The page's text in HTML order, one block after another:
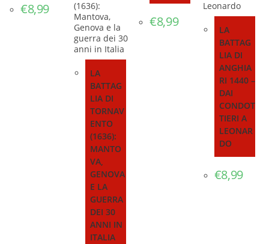
€8,99
LA
BATTAG
LIA DI
TORNAV
ENTO
(1636):
MANTO
VA,
GENOVA
E LA
GUERRA
DEI 30
ANNI IN
ITALIA
€8,99
LA
BATTAG
LIA DI
ANGHIA
RI 1440 –
DAI
CONDOT
TIERI A
LEONAR
DO
€8,99